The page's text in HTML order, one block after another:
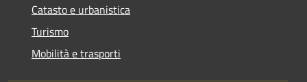
Catasto e urbanistica
Turismo
Mobilità e trasporti